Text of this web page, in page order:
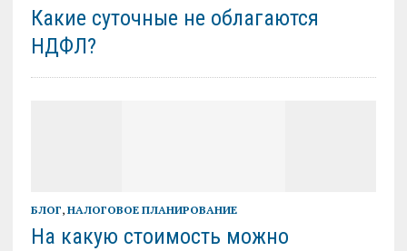
Какие суточные не облагаются
НДФЛ?
БЛОГ, НАЛОГОВОЕ ПЛАНИРОВАНИЕ
На какую стоимость можно